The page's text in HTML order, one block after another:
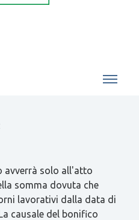
avverrà solo all'atto
somma dovuta che
lavorativi dalla data di
causale del bonifico